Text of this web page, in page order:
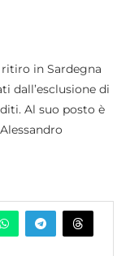
in Sardegna
dall’esclusione di
Al suo posto è